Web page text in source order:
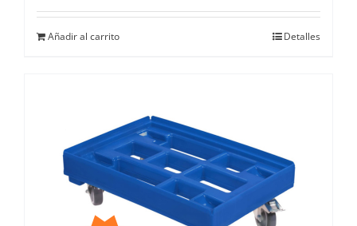
Añadir al carrito Detalles